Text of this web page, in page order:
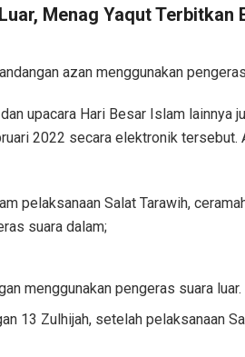
Menag Yaqut Terbitkan
azan menggunakan
upacara Hari Besar Islam lainnya
2022 secara elektronik tersebut.
pelaksanaan Salat Tarawih,
suara dalam;
menggunakan pengeras suara luar.
13 Zulhijah, setelah pelaksanaan